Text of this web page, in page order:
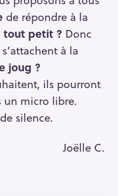
de répondre à la
tout petit ? Donc
s’attachent à la
joug ?
ils pourront
un micro libre.
silence.
Joëlle C.